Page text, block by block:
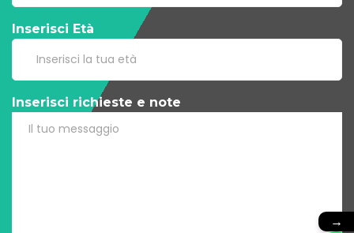
Inserisci Età
Inserisci richieste e note
→